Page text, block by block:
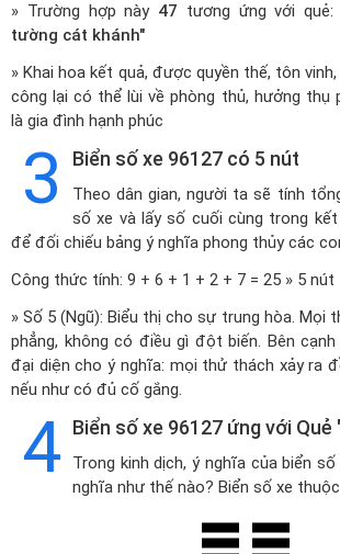
» Trường hợp này 47 tương ứng với quẻ:
tường cát khánh"
» Khai hoa kết quả, được quyền thế, tôn
công lại có thể lùi về phòng thủ, hưởng thụ
là gia đình hạnh phúc
3 Biển số xe 96127 có 5 nút
Theo dân gian, người ta sẽ tính
số xe và lấy số cuối cùng trong
để đối chiếu bảng ý nghĩa phong thủy các
Công thức tính: 9 + 6 + 1 + 2 + 7 = 25 » 5 nút
» Số 5 (Ngũ): Biểu thị cho sự trung hòa. Mọi
phẳng, không có điều gì đột biến. Bên
đại diện cho ý nghĩa: mọi thử thách xảy ra
nếu như có đủ cố gắng.
4 Biển số xe 96127 ứng với
Trong kinh dịch, ý nghĩa của biển
nghĩa như thế nào? Biển số xe